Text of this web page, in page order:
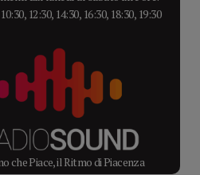
12:30, 14:30, 16:30, 18:30, 19:30
che Piace, il Ritmo di Piacenza